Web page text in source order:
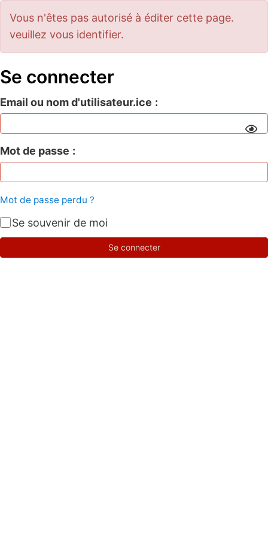
Vous n'êtes pas autorisé à éditer cette page.
veuillez vous identifier.
Se connecter
Email ou nom d'utilisateur.ice
Mot de passe
Mot de passe perdu ?
Se souvenir de moi
Se connecter